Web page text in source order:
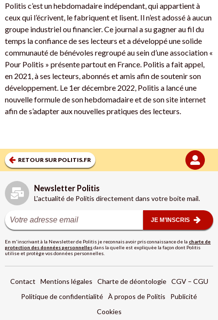
Politis c’est un hebdomadaire indépendant, qui appartient à
ceux qui l’écrivent, le fabriquent et lisent. Il n’est adossé à aucun
groupe industriel ou financier. Ce journal a su gagner au fil du
temps la confiance de ses lecteurs et a développé une solide
communauté de bénévoles regroupé au sein d’une association «
Pour Politis » présente partout en France. Politis a fait appel,
en 2021, à ses lecteurs, abonnés et amis afin de soutenir son
développement. Le 1er décembre 2022, Politis a lancé une
nouvelle formule de son hebdomadaire et de son site internet
afin de s’adapter aux nouvelles pratiques des lecteurs.
RETOUR SUR POLITIS.FR
Newsletter Politis
L'actualité de Politis directement dans votre boite mail.
JE M’INSCRIS
En m'inscrivant à la Newsletter de Politis je reconnais avoir pris connaissance de la charte de
protection des données personnellesdans la quelle est expliquèe la façon dont Politis
utilise et protège vos données personnelles.
Contact Mentions légales Charte de déontologie
CGV – CGU
Politique de confidentialité À propos de Politis
Publicité
Cookies